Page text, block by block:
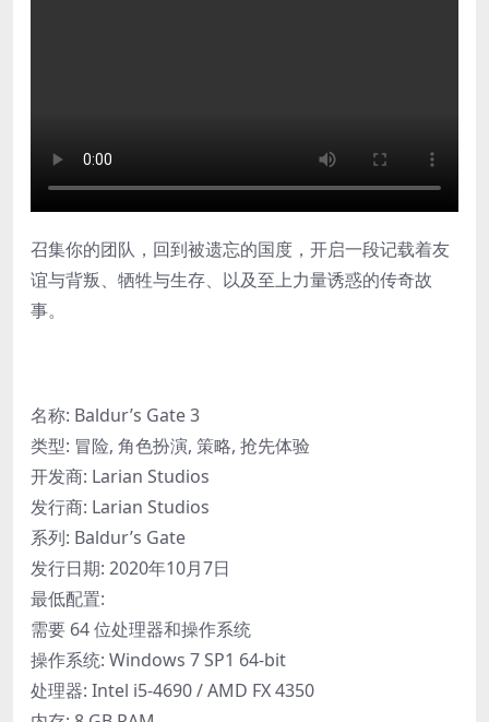
召集你的团队，回到被遗忘的国度，开启一段记载着友
谊与背叛、牺牲与生存、以及至上力量诱惑的传奇故
事。
名称: Baldur’s Gate 3
类型: 冒险, 角色扮演, 策略, 抢先体验
开发商: Larian Studios
发行商: Larian Studios
系列: Baldur’s Gate
发行日期: 2020年10月7日
最低配置:
需要 64 位处理器和操作系统
操作系统: Windows 7 SP1 64-bit
处理器: Intel i5-4690 / AMD FX 4350